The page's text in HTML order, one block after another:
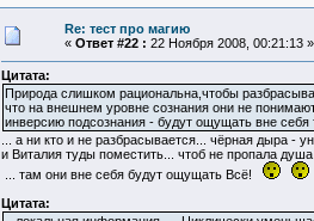
Re: тест про магию
« Ответ #22 : 22 Ноября 2008, 00:21:13 »
Цитата:
Природа слишком рациональна,чтобы
что на внешнем уровне сознания они не
инверсию подсознания - будут ощущать вне
... а ни кто и не разбрасывается... чёрная дыра -
и Виталия туды поместить... чтоб не пропала
... там они вне себя будут ощущать Всё!
Цитата: